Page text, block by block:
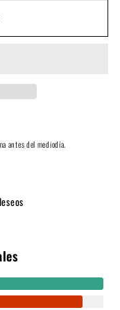
antes del mediodía.